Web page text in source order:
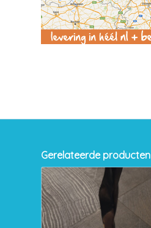
Gerelateerde producten